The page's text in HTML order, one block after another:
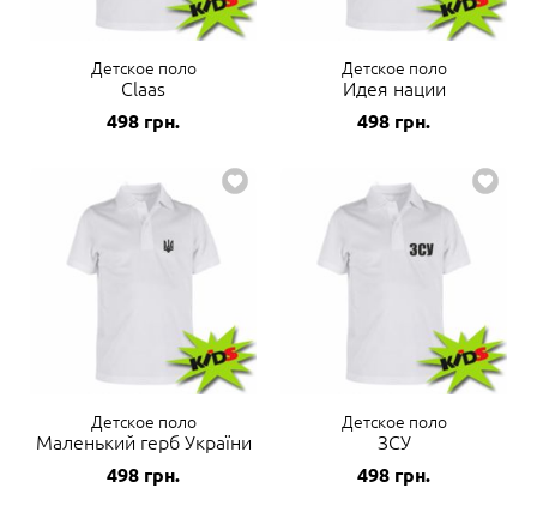
Детское поло
Claas
498 грн.
Детское поло
Идея нации
498 грн.
Детское поло
Маленький герб України
498 грн.
Детское поло
ЗСУ
498 грн.